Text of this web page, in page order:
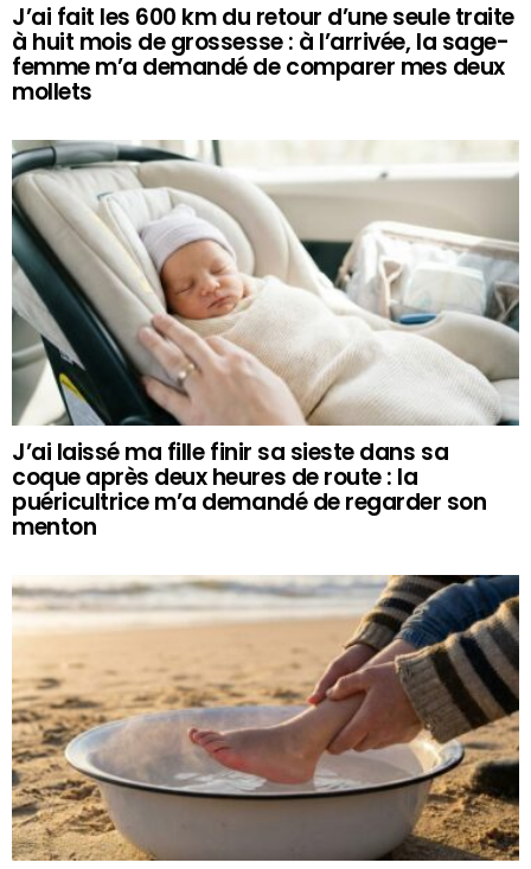
J’ai fait les 600 km du retour d’une seule traite
à huit mois de grossesse : à l’arrivée, la sage-
femme m’a demandé de comparer mes deux
mollets
J’ai laissé ma fille finir sa sieste dans sa
coque après deux heures de route : la
puéricultrice m’a demandé de regarder son
menton